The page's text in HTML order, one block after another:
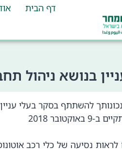
דף הבית
בנושא ניהול
להשתתף בסקר בעלי
2018
לראות נסיעה של כלי רכב